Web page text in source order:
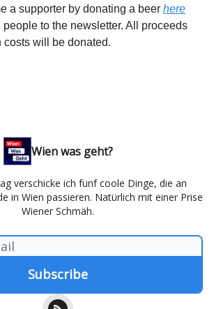
a supporter by donating a beer here
people to the newsletter. All proceeds
costs will be donated.
Wien was geht?
verschicke ich fünf coole Dinge, die an
in Wien passieren. Natürlich mit einer Prise
Wiener Schmäh.